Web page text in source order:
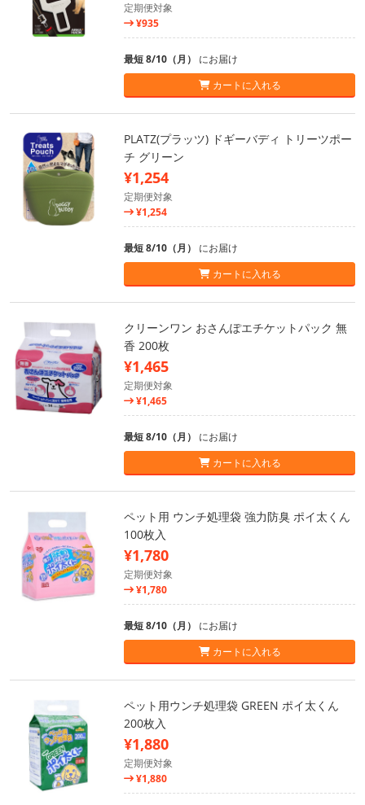
定期便対象
¥935
最短 8/10（月） にお届け
カートに入れる
PLATZ(プラッツ) ドギーバディ トリーツポー
チ グリーン
¥1,254
定期便対象
¥1,254
最短 8/10（月） にお届け
カートに入れる
クリーンワン おさんぽエチケットパック 無
香 200枚
¥1,465
定期便対象
¥1,465
最短 8/10（月） にお届け
カートに入れる
ペット用 ウンチ処理袋 強力防臭 ポイ太くん
100枚入
¥1,780
定期便対象
¥1,780
最短 8/10（月） にお届け
カートに入れる
ペット用ウンチ処理袋 GREEN ポイ太くん
200枚入
¥1,880
定期便対象
¥1,880